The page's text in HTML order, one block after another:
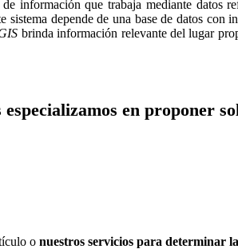
de información que trabaja mediante datos
sistema depende de una base de datos
brinda información relevante del lugar
especializamos en proponer
o nuestros servicios para determinar